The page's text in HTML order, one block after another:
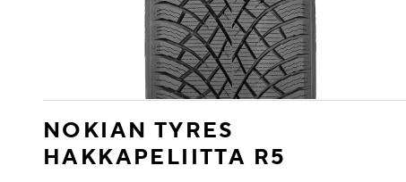
NOKIAN TYRES
HAKKAPELIITTA R5